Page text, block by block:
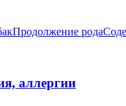
Продолжение рода
аллергии